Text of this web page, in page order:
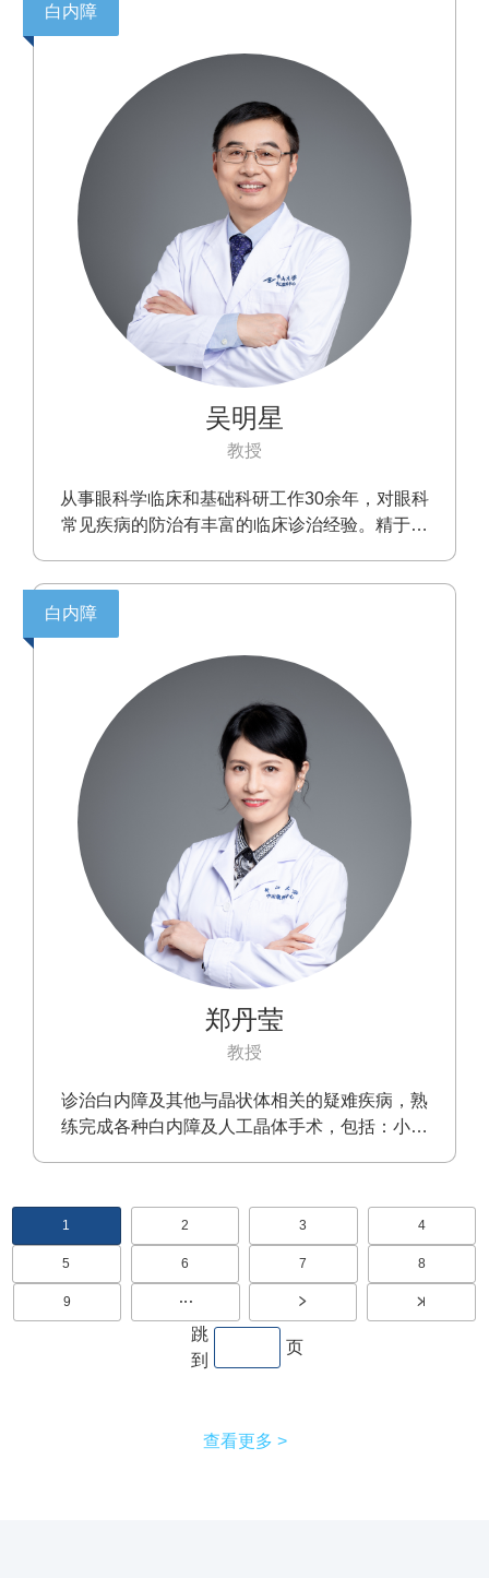
吴明星
教授
从事眼科学临床和基础科研工作30余年，对眼科
常见疾病的防治有丰富的临床诊治经验。精于白
核白内障，青光眼术后、葡萄膜炎、高度近视等
工晶状体脱位，外伤性白内障等复杂病例的治疗
具有极为丰富的临床经验。
白内障
郑丹莹
教授
诊治白内障及其他与晶状体相关的疑难疾病，熟
练完成各种白内障及人工晶体手术，包括：小切
白内障
页
当
前
页
1
页
面
2
页
面
3
页
面
4
页
面
5
页
面
6
页
面
7
页
面
8
页
面
9
跳
到
页
查看更多 >